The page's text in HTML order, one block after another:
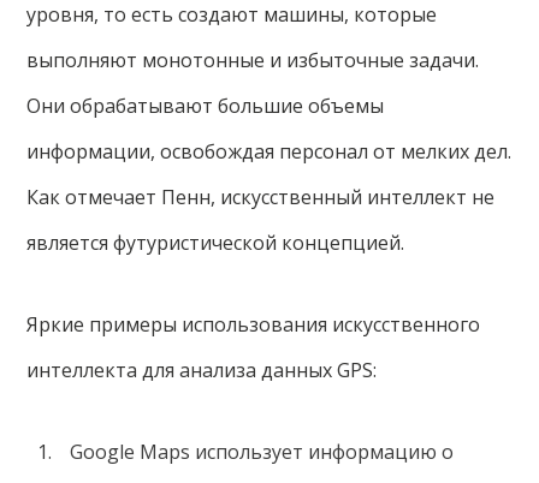
уровня, то есть создают машины, которые
выполняют монотонные и избыточные задачи.
Они обрабатывают большие объемы
информации, освобождая персонал от мелких дел.
Как отмечает Пенн, искусственный интеллект не
является футуристической концепцией.
Яркие примеры использования искусственного
интеллекта для анализа данных GPS:
Google Maps использует информацию о